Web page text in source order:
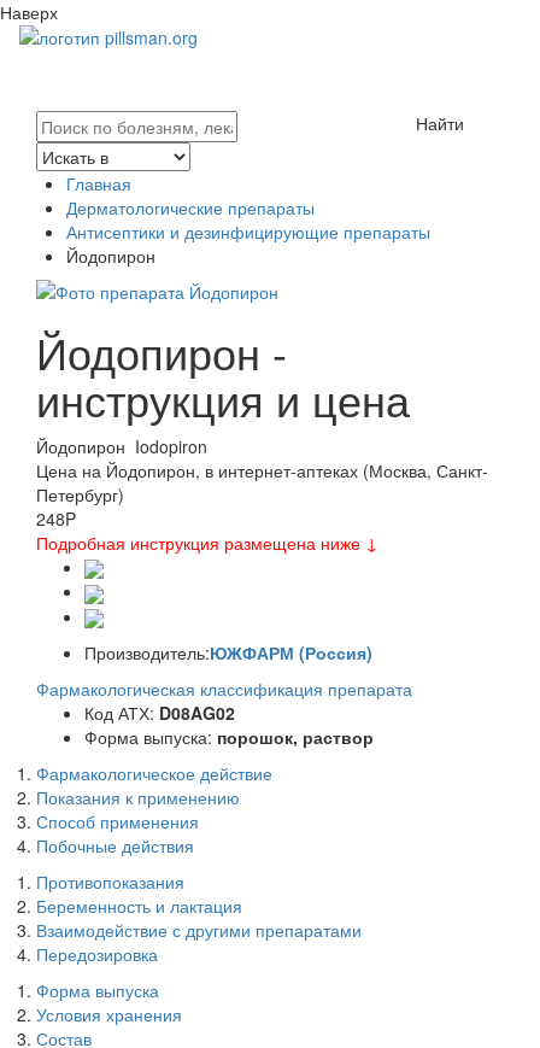
Наверх
Найти
Главная
Дерматологические препараты
Антисептики и дезинфицирующие препараты
Йодопирон
Йодопирон -
инструкция и цена
Йодопирон Iodopiron
Цена на Йодопирон, в интернет-аптеках (Москва, Санкт-
Петербург)
248P
Подробная инструкция размещена ниже ↓
Производитель:ЮЖФАРМ (Россия)
Фармакологическая классификация препарата
Код АТХ: D08AG02
Форма выпуска: порошок, раствор
Фармакологическое действие
Показания к применению
Способ применения
Побочные действия
Противопоказания
Беременность и лактация
Взаимодействие с другими препаратами
Передозировка
Форма выпуска
Условия хранения
Состав